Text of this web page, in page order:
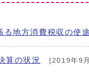
る地方消費税収の使
算の状況 [2019年9